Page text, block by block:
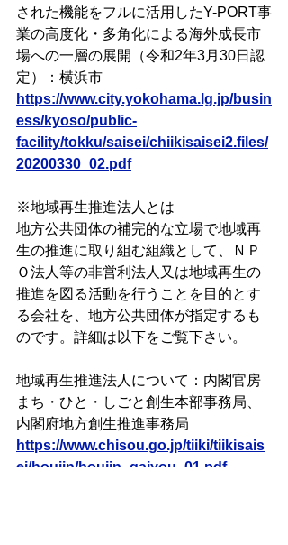
された機能をフルに活用したY-PORT事
業の高度化・多角化による海外成長市
場への一層の展開（令和2年3月30日認
定）：横浜市
https://www.city.yokohama.lg.jp/busin
ess/kyoso/public-
facility/tokku/saisei/chiikisaisei2.files/
20200330_02.pdf
※地域再生推進法人とは
地方公共団体の補完的な立場で地域再
生の推進に取り組む組織として、ＮＰ
Ｏ法人等の非営利法人又は地域再生の
推進を図る活動を行うことを目的とす
る会社を、地方公共団体が指定するも
のです。詳細は以下をご覧下さい。
地域再生推進法人について：内閣官房
まち・ひと・しごと創生本部事務局、
内閣府地方創生推進事務局
https://www.chisou.go.jp/tiiki/tiikisais
ei/houjin/houjin_gaiyou_01.pdf